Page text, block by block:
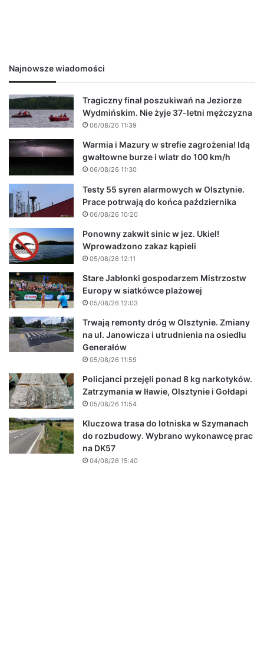
Najnowsze wiadomości
Tragiczny finał poszukiwań na Jeziorze
Wydmińskim. Nie żyje 37-letni mężczyzna
06/08/26 11:39
Warmia i Mazury w strefie zagrożenia! Idą
gwałtowne burze i wiatr do 100 km/h
06/08/26 11:30
Testy 55 syren alarmowych w Olsztynie.
Prace potrwają do końca października
06/08/26 10:20
Ponowny zakwit sinic w jez. Ukiel!
Wprowadzono zakaz kąpieli
05/08/26 12:11
Stare Jabłonki gospodarzem Mistrzostw
Europy w siatkówce plażowej
05/08/26 12:03
Trwają remonty dróg w Olsztynie. Zmiany
na ul. Janowicza i utrudnienia na osiedlu
Generałów
05/08/26 11:59
Policjanci przejęli ponad 8 kg narkotyków.
Zatrzymania w Iławie, Olsztynie i Gołdapi
05/08/26 11:54
Kluczowa trasa do lotniska w Szymanach
do rozbudowy. Wybrano wykonawcę prac
na DK57
04/08/26 15:40